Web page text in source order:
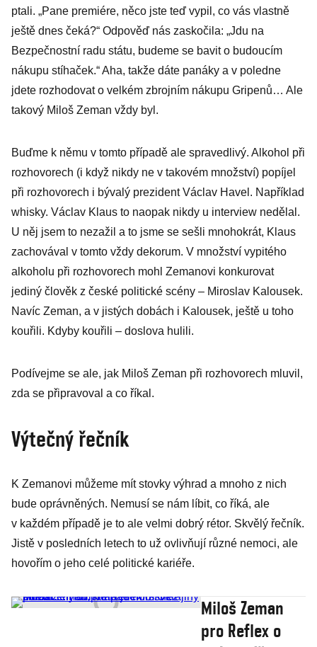
ptali. „Pane premiére, něco jste teď vypil, co vás vlastně
ještě dnes čeká?“ Odpověď nás zaskočila: „Jdu na
Bezpečnostní radu státu, budeme se bavit o budoucím
nákupu stíhaček.“ Aha, takže dáte panáky a v poledne
jdete rozhodovat o velkém zbrojním nákupu Gripenů… Ale
takový Miloš Zeman vždy byl.
Buďme k němu v tomto případě ale spravedlivý. Alkohol při
rozhovorech (i když nikdy ne v takovém množství) popíjel
při rozhovorech i bývalý prezident Václav Havel. Například
whisky. Václav Klaus to naopak nikdy u interview nedělal.
U něj jsem to nezažil a to jsme se sešli mnohokrát, Klaus
zachovával v tomto vždy dekorum. V množství vypitého
alkoholu při rozhovorech mohl Zemanovi konkurovat
jediný člověk z české politické scény – Miroslav Kalousek.
Navíc Zeman, a v jistých dobách i Kalousek, ještě u toho
kouřili. Kdyby kouřili – doslova hulili.
Podívejme se ale, jak Miloš Zeman při rozhovorech mluvil,
zda se připravoval a co říkal.
Výtečný řečník
K Zemanovi můžeme mít stovky výhrad a mnoho z nich
bude oprávněných. Nemusí se nám líbit, co říká, ale
v každém případě je to ale velmi dobrý rétor. Skvělý řečník.
Jistě v posledních letech to už ovlivňují různé nemoci, ale
hovořím o jeho celé politické kariéře.
Miloš Zeman
pro Reflex o